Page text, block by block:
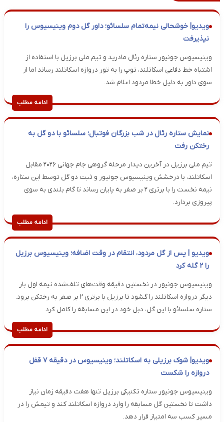
ویدیو| خوشحالی نیمه‌تمام سلسائو؛ داور گل دوم وینیسیوس را
نپذیرفت
وینیسیوس جونیور ستاره رئال مادرید و تیم ملی برزیل با استفاده از
اشتباه خط دفاعی اسکاتلند، توپ را به تور دروازه اسکاتلند رساند اما از
سوی داور به دلیل خطا مردود اعلام شد.
ادامه مطلب
نمایش ستاره رئال در شب بزرگان فوتبال؛ سلسائو با دو گل به
رختکن رفت
تیم ملی برزیل در آخرین دیدار مرحله گروهی جام جهانی ۲۰۲۶ مقابل
اسکاتلند، با درخشش وینیسیوس جونیور و ثبت دو گل توسط این ستاره،
نیمه نخست را با برتری ۲ بر صفر به پایان رساند تا گام بلندی به سوی
پیروزی بردارد.
ادامه مطلب
ویدیو | پس از گل مردود، انتقام در وقت اضافه؛ وینیسیوس برزیل
را ۲ گله کرد
وینیسیوس جونیور در نخستین دقیقه وقت‌های تلف‌شده نیمه اول بار
دیگر دروازه اسکاتلند را گشود تا برزیل با برتری ۲ بر صفر به رختکن برود.
ستاره سلسائو با این گل، دبل خود در این مسابقه را کامل کرد.
ادامه مطلب
ویدیو| شوک برزیلی به اسکاتلند؛ وینیسیوس در دقیقه ۷ قفل
دروازه را شکست
وینیسیوس جونیور ستاره تکنیکی برزیل تنها هفت دقیقه زمان نیاز
داشت تا نخستین گل مسابقه را وارد دروازه اسکاتلند کند و تیمش را در
مسیر کسب سه امتیاز قرار دهد.